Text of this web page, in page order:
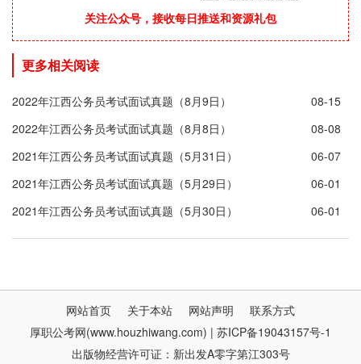
关注公众号，接收每日推送和资源礼包
更多相关阅读
2022年江西公务员考试面试真题（8月9日）
08-15
2022年江西公务员考试面试真题（8月8日）
08-08
2021年江西公务员考试面试真题（5月31日）
06-07
2021年江西公务员考试面试真题（5月29日）
06-01
2021年江西公务员考试面试真题（5月30日）
06-01
网站首页 关于本站 网站声明
联系方式
厚职公考网(www.houzhiwang.com) | 苏ICP备19043157号-1
出版物经营许可证：新出发A零字第江303号